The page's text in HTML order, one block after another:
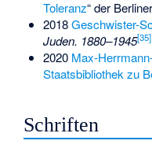
Toleranz“ der
2018Geschwister-
Juden. 1880–1945[35]
2020 Max-
Staatsbibliothek zu
Schriften